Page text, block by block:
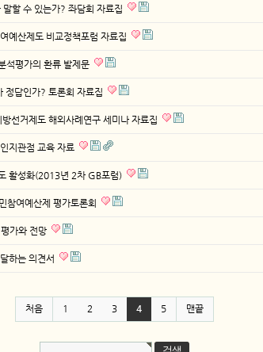
할 수 있는가? 좌담회 자료집
예산제도 비교정책포럼 자료집
석평가의 환류 발제문
정답인가? 토론회 자료집
선거제도 해외사례연구 세미나 자료집
지관점 교육 자료
활성화(2013년 2차 GB포럼)
참여예산제 평가토론회
가와 전망
하는 의견서
처음 1 2 3 4 5 맨끝